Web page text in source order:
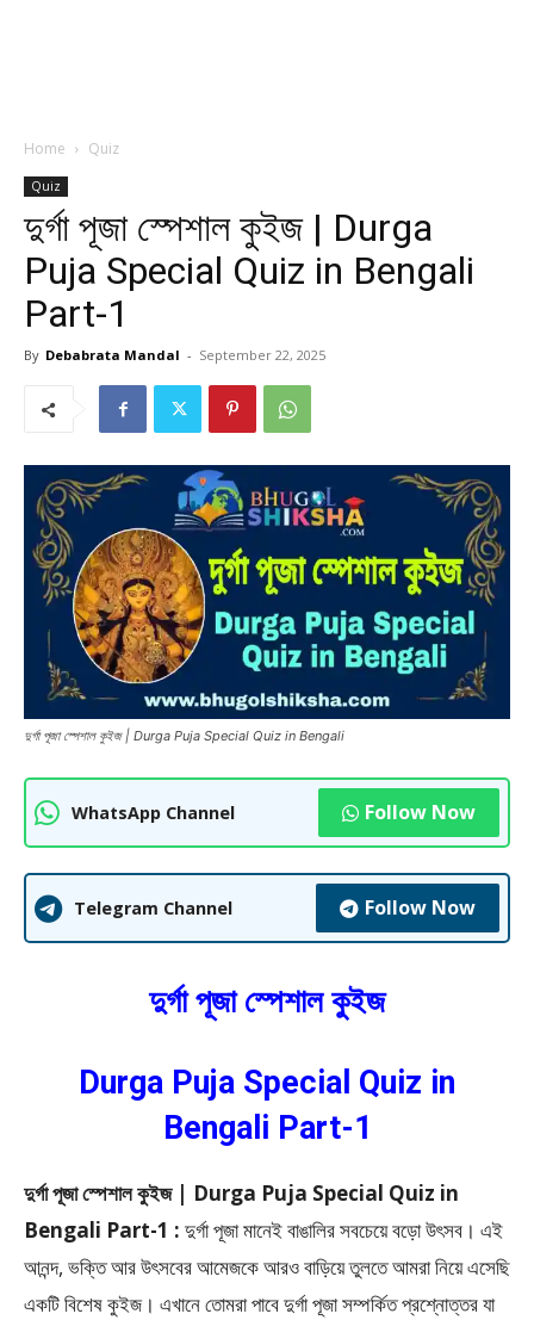
Home Quiz
Quiz
দুর্গা পূজা স্পেশাল কুইজ | Durga
Puja Special Quiz in Bengali
Part-1
By Debabrata Mandal - September 22, 2025
দুর্গা পূজা স্পেশাল কুইজ | Durga Puja Special Quiz in Bengali
WhatsApp Channel Follow Now
Telegram Channel Follow Now
দুর্গা পূজা স্পেশাল কুইজ
Durga Puja Special Quiz in
Bengali Part-1
দুর্গা পূজা স্পেশাল কুইজ | Durga Puja Special Quiz in
Bengali Part-1 : দুর্গা পূজা মানেই বাঙালির সবচেয়ে বড়ো উৎসব। এই
আনন্দ, ভক্তি আর উৎসবের আমেজকে আরও বাড়িয়ে তুলতে আমরা নিয়ে এসেছি
একটি বিশেষ কুইজ। এখানে তোমরা পাবে দুর্গা পূজা সম্পর্কিত প্রশ্নোত্তর যা